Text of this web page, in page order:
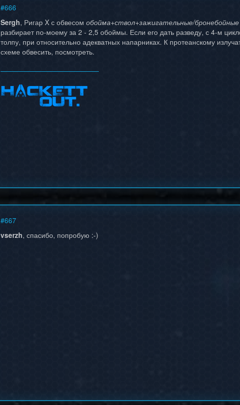
#666
Sergh, Ригар X с обвесом обойма+ствол+зажигательные/
разбирает по-моему за 2 - 2,5 обоймы. Если его дать разведу, с 4-м
толпу, при относительно адекватных напарниках. К протеанскому
схеме обвесить, посмотреть.
#667
vserzh, спасибо, попробую :-)